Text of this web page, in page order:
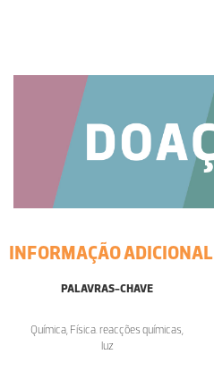
INFORMAÇÃO ADICIONAL
PALAVRAS-CHAVE
Química, Física. reacções químicas,
luz